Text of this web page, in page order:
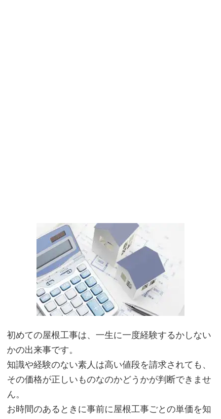
初めての屋根工事は、一生に一度経験するかしない
かの出来事です。
知識や経験のない素人は高い値段を請求されても、
その価格が正しいものなのかどうかが判断できませ
ん。
お時間のあるときに事前に屋根工事ごとの単価を知